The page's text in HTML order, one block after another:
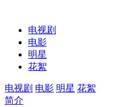
电视剧
电影
明星
花絮
电视剧 电影 明星 花絮
简介